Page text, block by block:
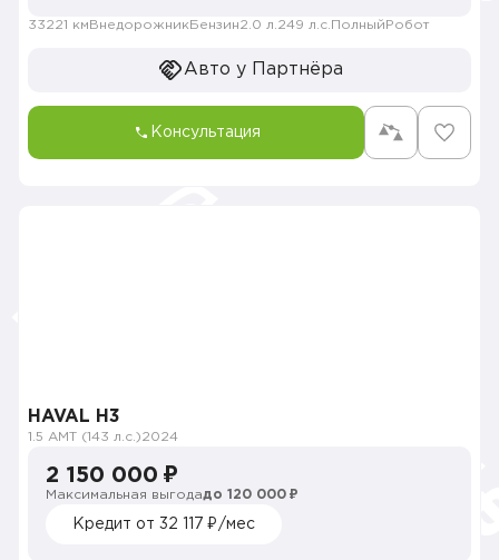
33221 км Внедорожник Бензин2.0 л. 249 л.с. Полный Робот
Авто у Партнёра
Консультация
HAVAL H3
1.5 AMT (143 л.с.)2024
2 150 000 ₽
Максимальная выгодадо 120 000 ₽
Кредит от 32 117 ₽/мес